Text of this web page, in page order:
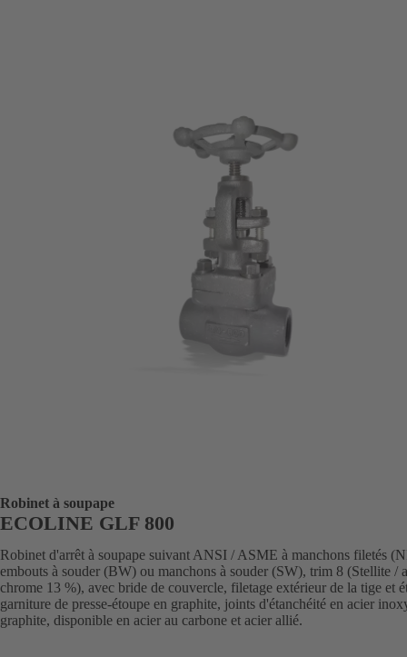
Robinet à soupape
ECOLINE GLF 800
Robinet d'arrêt à soupape suivant ANSI / ASME à manchons filetés
embouts à souder (BW) ou manchons à souder (SW), trim 8 (Stellite /
chrome 13 %), avec bride de couvercle, filetage extérieur de la tige et
garniture de presse-étoupe en graphite, joints d'étanchéité en acier
graphite, disponible en acier au carbone et acier allié.